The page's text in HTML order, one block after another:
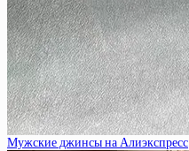
Мужские джинсы на Алиэкспресс